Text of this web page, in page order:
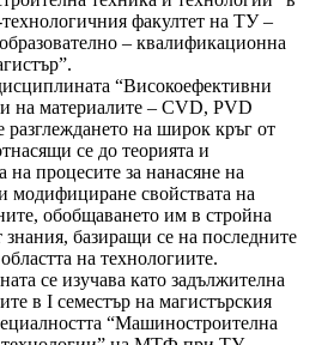
факултет на ТУ –
– квалификационна
“Високоефективни
на материалите – CVD, PVD
разглеждането на широк кръг от
се до теорията и
на процесите за нанасяне на
модифициране свойствата на
обобщаването им в стройна
знания, базиращи се на последните
на технологиите.
се изучава като задължителна
в I семестър на магистърския
“Машиностроителна